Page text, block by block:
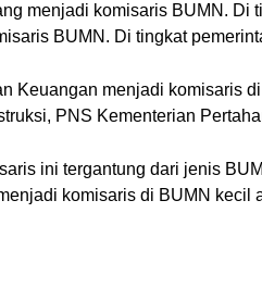
menjadi komisaris BUMN.
BUMN. Di tingkat
Keuangan menjadi komisaris
PNS Kementerian
ini tergantung dari jenis
komisaris di BUMN kecil